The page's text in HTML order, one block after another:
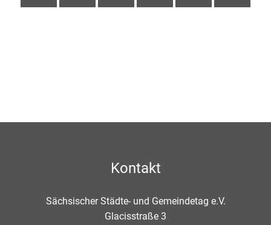
Kontakt
Sächsischer Städte- und Gemeindetag e.V.
Glacisstraße 3